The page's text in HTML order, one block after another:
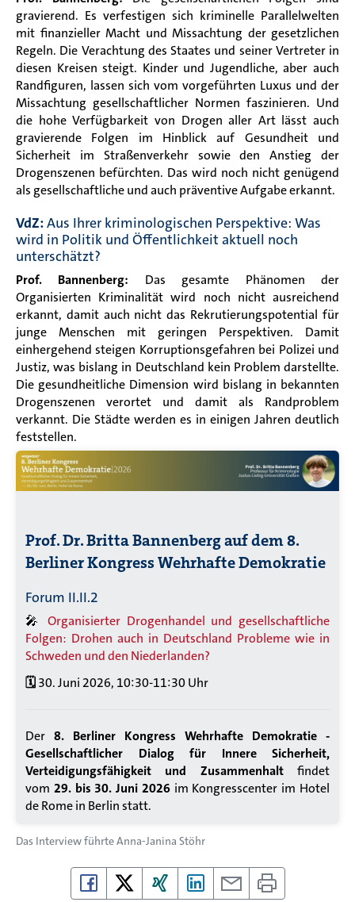
gravierend. Es verfestigen sich kriminelle Parallelwelten
mit finanzieller Macht und Missachtung der gesetzlichen
Regeln. Die Verachtung des Staates und seiner Vertreter in
diesen Kreisen steigt. Kinder und Jugendliche, aber auch
Randfiguren, lassen sich vom vorgeführten Luxus und der
Missachtung gesellschaftlicher Normen faszinieren. Und
die hohe Verfügbarkeit von Drogen aller Art lässt auch
gravierende Folgen im Hinblick auf Gesundheit und
Sicherheit im Straßenverkehr sowie den Anstieg der
Drogenszenen befürchten. Das wird noch nicht genügend
als gesellschaftliche und auch präventive Aufgabe erkannt.
VdZ:Aus Ihrer kriminologischen Perspektive: Was
wird in Politik und Öffentlichkeit aktuell noch
unterschätzt?
Prof. Bannenberg: Das gesamte Phänomen der
Organisierten Kriminalität wird noch nicht ausreichend
erkannt, damit auch nicht das Rekrutierungspotential für
junge Menschen mit geringen Perspektiven. Damit
einhergehend steigen Korruptionsgefahren bei Polizei und
Justiz, was bislang in Deutschland kein Problem darstellte.
Die gesundheitliche Dimension wird bislang in bekannten
Drogenszenen verortet und damit als Randproblem
verkannt. Die Städte werden es in einigen Jahren deutlich
feststellen.
Prof. Dr. Britta Bannenbergauf dem 8.
Berliner Kongress Wehrhafte Demokratie
Forum II.II.2
🎤Organisierter Drogenhandel und gesellschaftliche
Folgen: Drohen auch in Deutschland Probleme wie in
Schweden und den Niederlanden?
🗓️30. Juni 2026, 10:30-11:30 Uhr
Der 8. Berliner Kongress Wehrhafte Demokratie -
Gesellschaftlicher Dialog für Innere Sicherheit,
Verteidigungsfähigkeit und Zusammenhaltfindet
vom 29. bis 30. Juni 2026im Kongresscenter im Hotel
de Rome in Berlin statt.
Das Interview führteAnna-Janina Stöhr